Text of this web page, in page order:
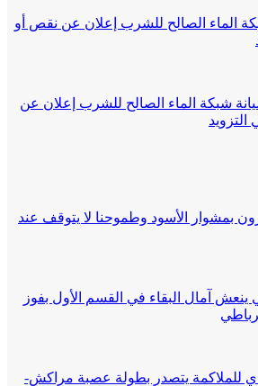
الماء الصالح للشرب إعلان عن نقص أو
شبكة الماء الصالح للشرب إعلان عن
بمشوار الأسود وطموحنا لا يتوقف عند
ينعش آمال البقاء في القسم الأول بفوز
للملاكمة يتصدر بطولة عصبة مراكش-